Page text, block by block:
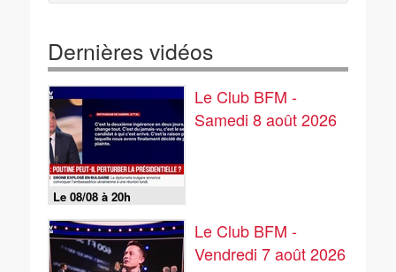
Dernières vidéos
Le 08/08 à 20h
Le Club BFM -
Samedi 8 août 2026
Le Club BFM -
Vendredi 7 août 2026